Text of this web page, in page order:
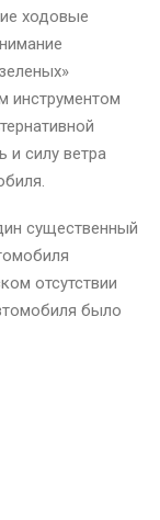
ходовые
инструментом
и силу ветра
существенный
отсутствии
было